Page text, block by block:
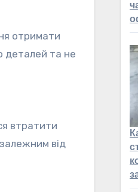
отримати
деталей та не
втратити
від